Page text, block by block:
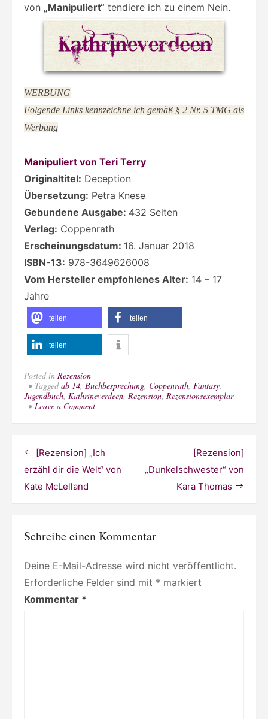
von „Manipuliert“ tendiere ich zu einem Nein.
WERBUNG
Folgende Links kennzeichne ich gemäß § 2 Nr. 5 TMG als
Werbung
Manipuliert von Teri Terry
Originaltitel: Deception
Übersetzung: Petra Knese
Gebundene Ausgabe: 432 Seiten
Verlag: Coppenrath
Erscheinungsdatum: 16. Januar 2018
ISBN-13: 978-3649626008
Vom Hersteller empfohlenes Alter: 14 – 17
Jahre
teilen teilen
teilen
Posted in Rezension
Taggedab 14, Buchbesprechung, Coppenrath, Fantasy,
Jugendbuch, Kathrineverdeen, Rezension, Rezensionsexemplar
Leave a Commenton
Terry
Beitragsnavigation
[Rezension]
„Dunkelschwester“ von
Kara Thomas
[Rezension] „Ich
erzähl dir die Welt“ von
Kate McLelland
Schreibe einen Kommentar
Deine E-Mail-Adresse wird nicht veröffentlicht.
Erforderliche Felder sind mit * markiert
Kommentar *